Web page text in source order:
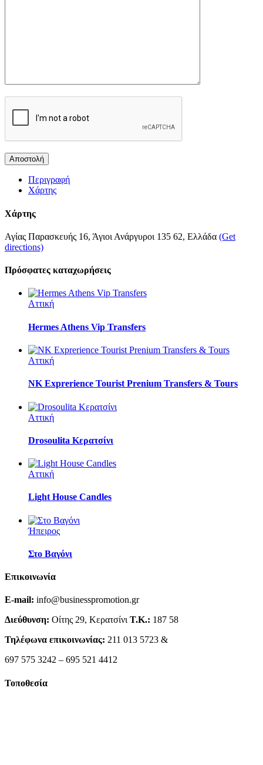
Περιγραφή
Χάρτης
Χάρτης
Αγίας Παρασκευής 16, Άγιοι Ανάργυροι 135 62, Ελλάδα (Get
directions)
Πρόσφατες καταχωρήσεις
Αττική
Hermes Athens Vip Transfers
Αττική
NK Exprerience Tourist Prenium Transfers & Tours
Αττική
Drosoulita Κερατσίνι
Αττική
Light House Candles
Ήπειρος
Στο Βαγόνι
Επικοινωνία
E-mail: info@businesspromotion.gr
Διεύθυνση: Οίτης 29, Κερατσίνι Τ.Κ.: 187 58
Τηλέφωνα επικοινωνίας: 211 013 5723 &
697 575 3242 – 695 521 4412
Τοποθεσία